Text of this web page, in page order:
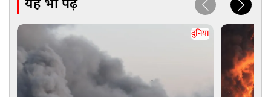
यह भी पढ़ें
दुनिया